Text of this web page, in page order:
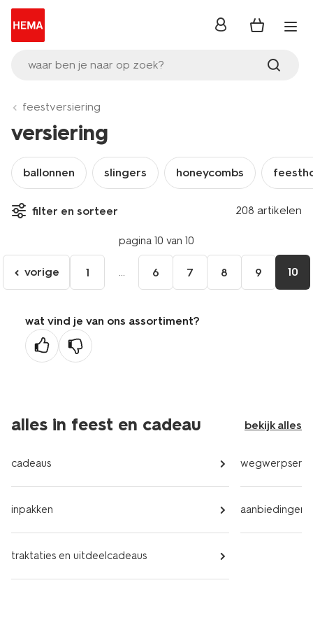
waar ben je naar op zoek?
inloggen
feestversiering
versiering
ballonnen slingers honeycombs
filter en sorteer 208 artikelen
pagina 10 van 10
ga
naar
vorige
pagina
vorige 1 ... 6 7 8 9 10
wat vind je van ons assortiment?
alles in feest en cadeau bekijk alles
cadeaus
inpakken
traktaties en uitdeelcadeaus
aanbiedingen